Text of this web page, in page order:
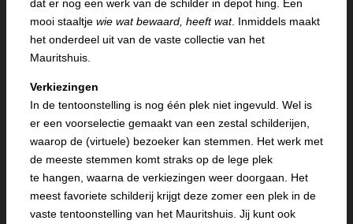
dat er nog een werk van de schilder in depot hing. Een
mooi staaltje wie wat bewaard, heeft wat. Inmiddels maakt
het onderdeel uit van de vaste collectie van het
Mauritshuis.
Verkiezingen
In de tentoonstelling is nog één plek niet ingevuld. Wel is
er een voorselectie gemaakt van een zestal schilderijen,
waarop de (virtuele) bezoeker kan stemmen. Het werk met
de meeste stemmen komt straks op de lege plek
te hangen, waarna de verkiezingen weer doorgaan. Het
meest favoriete schilderij krijgt deze zomer een plek in de
vaste tentoonstelling van het Mauritshuis. Jij kunt ook